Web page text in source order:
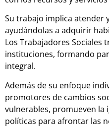
Su trabajo implica atender
ayudándolas a adquirir
Los Trabajadores
instituciones, formando
integral.
Además de su enfoque
promotores de cambios
vulnerables, promueven la
políticas para afrontar las